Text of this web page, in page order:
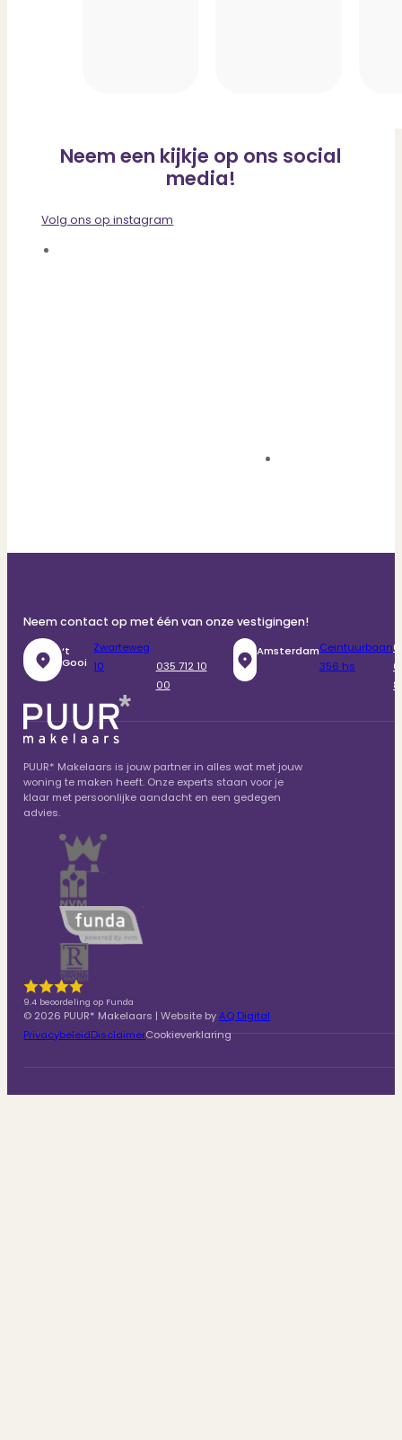
Neem een kijkje op ons social
media!
Volg ons op instagram
Neem contact op met één van onze vestigingen!
‘t
Gooi
Zwarteweg
10
035 712 10
00
AmsterdamCeintuurbaan
356 hs
PUUR* Makelaars is jouw partner in alles wat met jouw
woning te maken heeft. Onze experts staan voor je
klaar met persoonlijke aandacht en een gedegen
advies.
9.4 beoordeling op Funda
© 2026 PUUR* Makelaars | Website byAQ Digital
PrivacybeleidDisclaimerCookieverklaring